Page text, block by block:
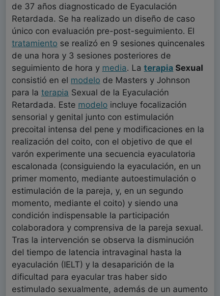
de 37 años diagnosticado de Eyaculación
Retardada. Se ha realizado un diseño de caso
único con evaluación pre-post-seguimiento. El
tratamiento se realizó en 9 sesiones quincenales
de una hora y 3 sesiones posteriores de
seguimiento de hora y media. La terapia Sexual
consistió en el modelo de Masters y Johnson
para la terapia Sexual de la Eyaculación
Retardada. Este modelo incluye focalización
sensorial y genital junto con estimulación
precoital intensa del pene y modificaciones en la
realización del coito, con el objetivo de que el
varón experimente una secuencia eyaculatoria
escalonada (consiguiendo la eyaculación, en un
primer momento, mediante autoestimulación o
estimulación de la pareja, y, en un segundo
momento, mediante el coito) y siendo una
condición indispensable la participación
colaboradora y comprensiva de la pareja sexual.
Tras la intervención se observa la disminución
del tiempo de latencia intravaginal hasta la
eyaculación (IELT) y la desaparición de la
dificultad para eyacular tras haber sido
estimulado sexualmente, además de un aumento